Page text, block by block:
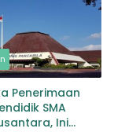
Penerimaan
SMA
Ini